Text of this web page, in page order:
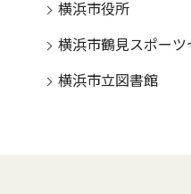
横浜市役所
横浜市鶴見スポーツ
横浜市立図書館